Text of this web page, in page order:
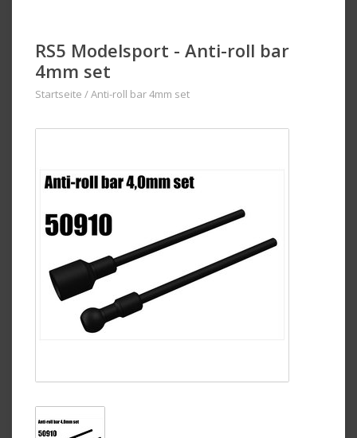
RS5 Modelsport - Anti-roll bar
4mm set
Startseite /Anti-roll bar 4mm set